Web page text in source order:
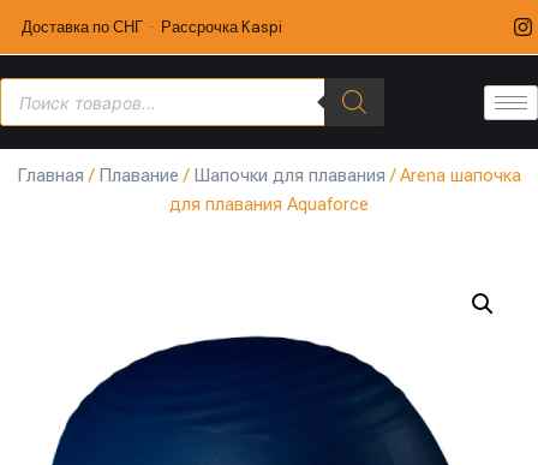
Доставка по СНГ · Рассрочка Kaspi
Главная / Плавание / Шапочки для плавания / Arena шапочка
для плавания Aquaforce